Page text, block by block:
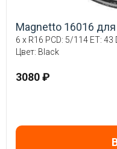
Magnetto 16016 для
6 x R16 PCD: 5/114 ET: 43
Цвет: Black
3080 ₽